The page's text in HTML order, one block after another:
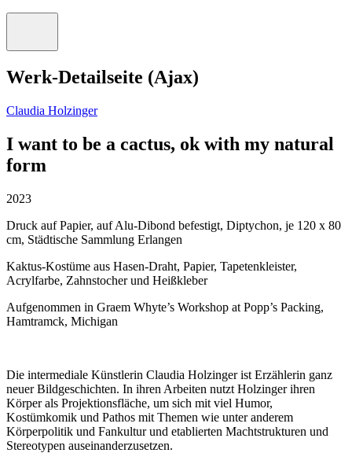
Werk-Detailseite (Ajax)
Claudia Holzinger
I want to be a cactus, ok with my natural
form
2023
Druck auf Papier, auf Alu-Dibond befestigt, Diptychon, je 120 x 80
cm, Städtische Sammlung Erlangen
Kaktus-Kostüme aus Hasen-Draht, Papier, Tapetenkleister,
Acrylfarbe, Zahnstocher und Heißkleber
Aufgenommen in Graem Whyte’s Workshop at Popp’s Packing,
Hamtramck, Michigan
Die intermediale Künstlerin Claudia Holzinger ist Erzählerin ganz
neuer Bildgeschichten. In ihren Arbeiten nutzt Holzinger ihren
Körper als Projektionsfläche, um sich mit viel Humor,
Kostümkomik und Pathos mit Themen wie unter anderem
Körperpolitik und Fankultur und etablierten Machtstrukturen und
Stereotypen auseinanderzusetzen.